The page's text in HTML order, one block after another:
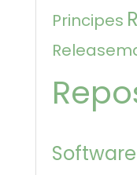
Principes
Software